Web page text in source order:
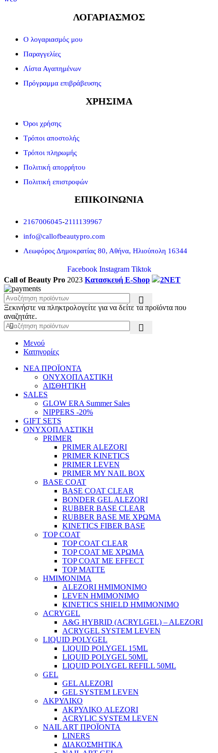
ΛΟΓΑΡΙΑΣΜΟΣ
Ο λογαριασμός μου
Παραγγελίες
Λίστα Αγαπημένων
Πρόγραμμα επιβράβευσης
ΧΡΗΣΙΜΑ
Όροι χρήσης
Τρόποι αποστολής
Τρόποι πληρωμής
Πολιτική απορρήτου
Πολιτική επιστροφών
ΕΠΙΚΟΙΝΩΝΙΑ
2167006045-2111139967
info@callofbeautypro.com
Λεωφόρος Δημοκρατίας 80, Αθήνα, Ηλιούπολη 16344
Facebook Instagram Tiktok
Call of Beauty Pro 2023 Κατασκευή E-Shop 2NET
Ξεκινήστε να πληκτρολογείτε για να δείτε τα προϊόντα που
αναζητάτε.
Μενού
Κατηγορίες
ΝΕΑ ΠΡΟΪΟΝΤΑ
ΟΝΥΧΟΠΛΑΣΤΙΚΗ
ΑΙΣΘΗΤΙΚΗ
SALES
GLOW ERA Summer Sales
NIPPERS -20%
GIFT SETS
ΟΝΥΧΟΠΛΑΣΤΙΚΗ
PRIMER
PRIMER ALEZORI
PRIMER KINETICS
PRIMER LEVEN
PRIMER MY NAIL BOX
BASE COAT
BASE COAT CLEAR
BONDER GEL ALEZORI
RUBBER BASE CLEAR
RUBBER BASE ΜΕ ΧΡΩΜΑ
KINETICS FIBER BASE
TOP COAT
TOP COAT CLEAR
TOP COAT ΜΕ ΧΡΩΜΑ
TOP COAT ΜΕ EFFECT
TOP MATTE
ΗΜΙΜΟΝΙΜΑ
ALEZORI ΗΜΙΜΟΝΙΜΟ
LEVEN ΗΜΙΜΟΝΙΜΟ
KINETICS SHIELD ΗΜΙΜΟΝΙΜΟ
ACRYGEL
A&G HYBRID (ACRYLGEL) – ALEZORI
ACRYGEL SYSTEM LEVEN
LIQUID POLYGEL
LIQUID POLYGEL 15ML
LIQUID POLYGEL 50ML
LIQUID POLYGEL REFILL 50ML
GEL
GEL ALEZORI
GEL SYSTEM LEVEN
ΑΚΡΥΛΙΚΟ
ΑΚΡΥΛΙΚΟ ALEZORI
ACRYLIC SYSTEM LEVEN
NAIL ART ΠΡΟΪΟΝΤΑ
LINERS
ΔΙΑΚΟΣΜΗΤΙΚΑ